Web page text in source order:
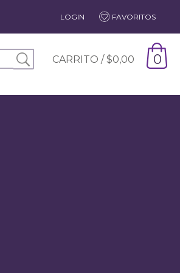
LOGIN FAVORITOS
CARRITO /$0,00 0